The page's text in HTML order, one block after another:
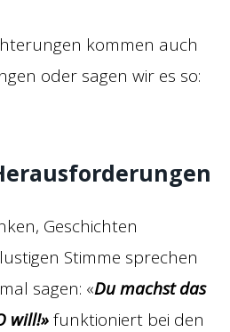
kommen auch
oder sagen wir es so:
Herausforderungen
Geschichten
Stimme sprechen
sagen: «Du machst das
will!»funktioniert bei den